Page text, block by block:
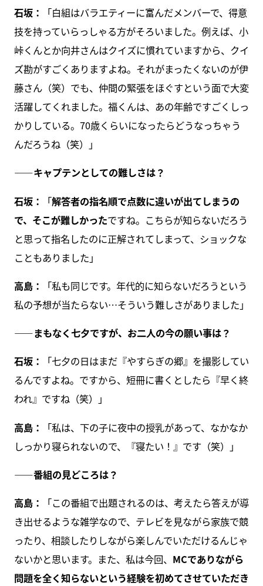
石坂：
「白組はバラエティーに富んだメンバーで、得意
技を持っていらっしゃる方がそろいました。例えば、小
峠くんとか向井さんはクイズに慣れていますから、クイ
ズ勘がすごくありますよね。それがまったくないのが伊
藤さん（笑）でも、仲間の緊張をほぐすという面で大変
活躍してくれました。福くんは、あの年齢ですごくしっ
かりしている。70歳くらいになったらどうなっちゃう
んだろうね（笑）」
――キャプテンとしての難しさは？
石坂： 「解答者の指名順で点数に違いが出てしまうの
で、そこが難しかったですね。こちらが知らないだろう
と思って指名したのに正解されてしまって、ショックな
こともありました」
高島：
「私も同じです。年代的に知らないだろうという
私の予想が当たらない…そういう難しさがありました」
――まもなく七夕ですが、お二人の今の願い事は？
石坂：
「七夕の日はまだ『やすらぎの郷』を撮影してい
るんですよね。ですから、短冊に書くとしたら『早く終
われ』ですね（笑）」
高島：
「私は、下の子に夜中の授乳があって、なかなか
しっかり寝られないので、『寝たい！』です（笑）」
――番組の見どころは？
高島：
「この番組で出題されるのは、考えたら答えが導
き出せるような雑学なので、テレビを見ながら家族で競
ったり、相談したりしながら楽しんでいただけるんじゃ
ないかと思います。また、私は今回、 MCでありながら
問題を全く知らないという経験を初めてさせていただき